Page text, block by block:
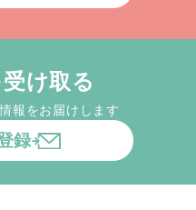
け取る
報をお届けします
録